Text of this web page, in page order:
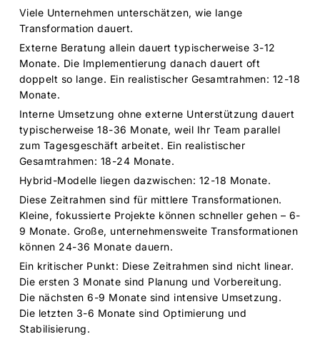
Viele Unternehmen unterschätzen, wie lange
Transformation dauert.
Externe Beratung allein dauert typischerweise 3-12
Monate. Die Implementierung danach dauert oft
doppelt so lange. Ein realistischer Gesamtrahmen: 12-18
Monate.
Interne Umsetzung ohne externe Unterstützung dauert
typischerweise 18-36 Monate, weil Ihr Team parallel
zum Tagesgeschäft arbeitet. Ein realistischer
Gesamtrahmen: 18-24 Monate.
Hybrid-Modelle liegen dazwischen: 12-18 Monate.
Diese Zeitrahmen sind für mittlere Transformationen.
Kleine, fokussierte Projekte können schneller gehen – 6-
9 Monate. Große, unternehmensweite Transformationen
können 24-36 Monate dauern.
Ein kritischer Punkt: Diese Zeitrahmen sind nicht linear.
Die ersten 3 Monate sind Planung und Vorbereitung.
Die nächsten 6-9 Monate sind intensive Umsetzung.
Die letzten 3-6 Monate sind Optimierung und
Stabilisierung.